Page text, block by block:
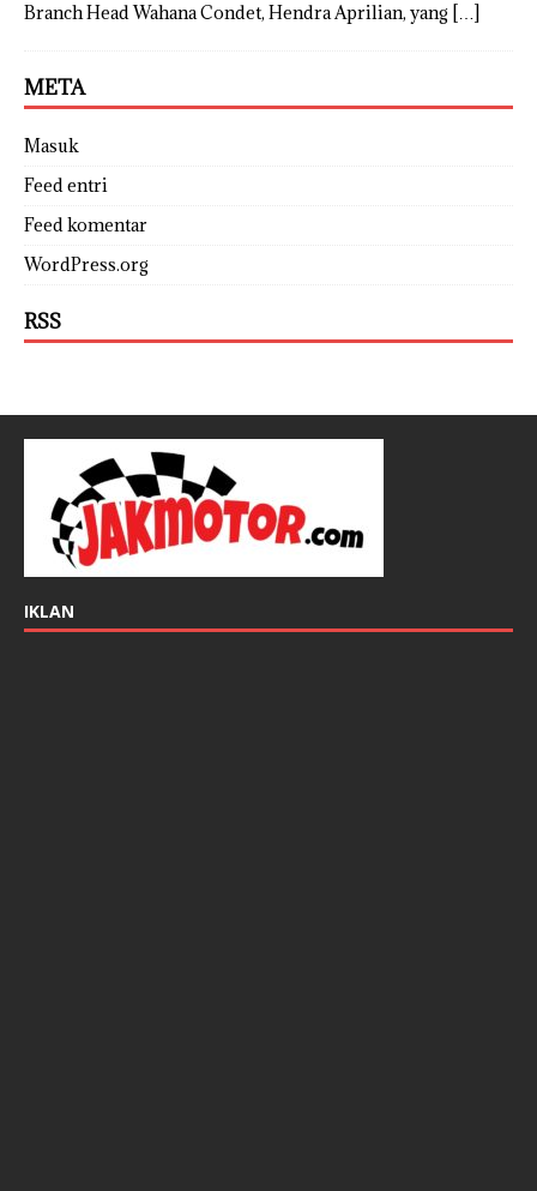
Branch Head Wahana Condet, Hendra Aprilian, yang […]
META
Masuk
Feed entri
Feed komentar
WordPress.org
RSS
IKLAN